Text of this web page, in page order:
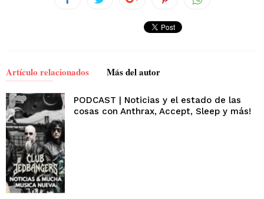
Artículo relacionados Más del autor
PODCAST | Noticias y el estado de las
cosas con Anthrax, Accept, Sleep y más!